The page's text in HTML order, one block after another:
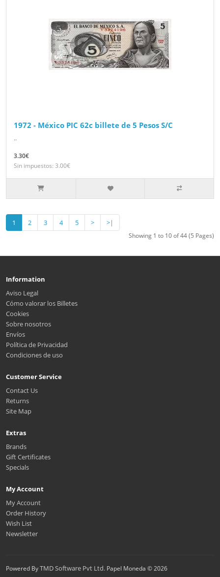
1972 - México PIC 62c billete de 5 Pesos S/C
..
3.30€
Sin impuestos: 3.00€
1 2 3 4 5 > >|
Showing 1 to 10 of 44 (5 Pages)
Information
Aviso Legal
Cómo valorar los Billetes
Cookies
Sobre nosotros
Envíos
Política de Privacidad
Condiciones de uso
Customer Service
Contact Us
Returns
Site Map
Extras
Brands
Gift Certificates
Specials
My Account
My Account
Order History
Wish List
Newsletter
Powered ByTMD Software Pvt Ltd. Papel Moneda © 2026